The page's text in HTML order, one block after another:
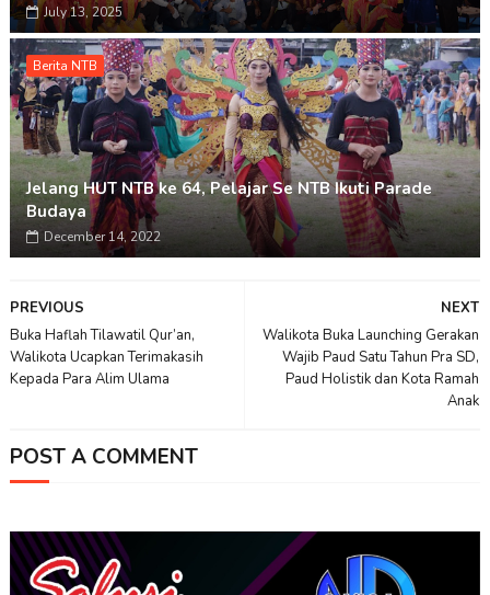
July 13, 2025
Berita NTB
Jelang HUT NTB ke 64, Pelajar Se NTB Ikuti Parade
Budaya
December 14, 2022
NEXT
Walikota Buka Launching Gerakan
Wajib Paud Satu Tahun Pra SD,
Paud Holistik dan Kota Ramah
Anak
PREVIOUS
Buka Haflah Tilawatil Qur’an,
Walikota Ucapkan Terimakasih
Kepada Para Alim Ulama
POST A COMMENT